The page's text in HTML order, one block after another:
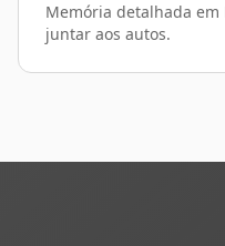
Memória detalhada em
juntar aos autos.